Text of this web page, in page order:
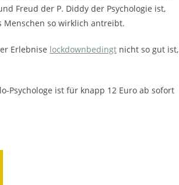
Freud der P. Diddy der Psychologie ist,
so wirklich antreibt.
Erlebnise lockdownbedingt nicht so gut ist,
Psychologe ist für knapp 12 Euro ab sofort